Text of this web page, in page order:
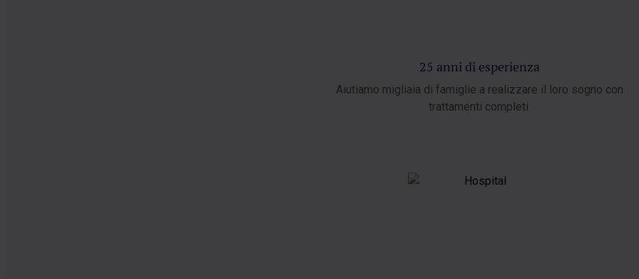
25 anni di esperienza
Aiutiamo migliaia di famiglie a realizzare il loro sogno con
trattamenti completi.